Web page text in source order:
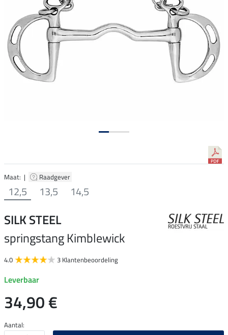
Maat: | Raadgever
12,5 13,5 14,5
SILK STEEL
springstang Kimblewick
4.0 3 Klantenbeoordeling
Leverbaar
34,90 €
Aantal: